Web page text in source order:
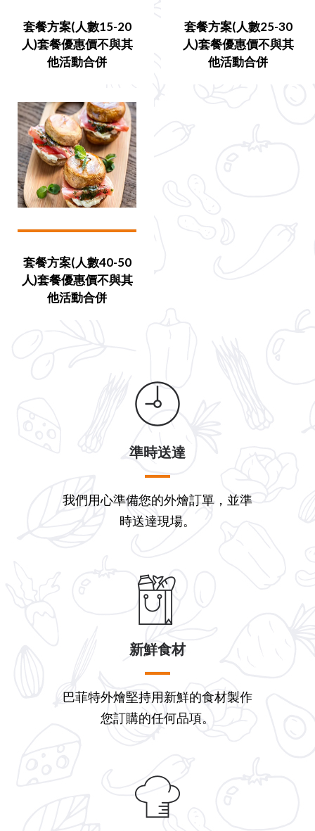
套餐方案(人數15-20
人)套餐優惠價不與其
他活動合併
套餐方案(人數25-30
人)套餐優惠價不與其
他活動合併
套餐方案(人數40-50
人)套餐優惠價不與其
他活動合併
準時送達
我們用心準備您的外燴訂單，並準
時送達現場。
新鮮食材
巴菲特外燴堅持用新鮮的食材製作
您訂購的任何品項。